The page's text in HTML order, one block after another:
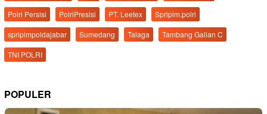
Polri Persisi
PolriPresisi PT. Leetex
Spripim.polri
spripimpoldajabar
Sumedang Talaga
Tambang Galian C
TNI POLRI
POPULER